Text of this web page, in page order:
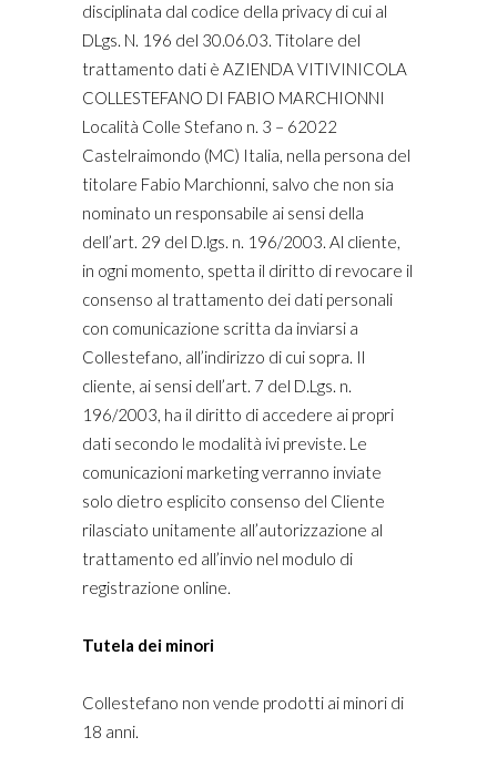
disciplinata dal codice della privacy di cui al
DLgs. N. 196 del 30.06.03. Titolare del
trattamento dati è AZIENDA VITIVINICOLA
COLLESTEFANO DI FABIO MARCHIONNI
Località Colle Stefano n. 3 – 62022
Castelraimondo (MC) Italia, nella persona del
titolare Fabio Marchionni, salvo che non sia
nominato un responsabile ai sensi della
dell’art. 29 del D.lgs. n. 196/2003. Al cliente,
in ogni momento, spetta il diritto di revocare il
consenso al trattamento dei dati personali
con comunicazione scritta da inviarsi a
Collestefano, all’indirizzo di cui sopra. Il
cliente, ai sensi dell’art. 7 del D.Lgs. n.
196/2003, ha il diritto di accedere ai propri
dati secondo le modalità ivi previste. Le
comunicazioni marketing verranno inviate
solo dietro esplicito consenso del Cliente
rilasciato unitamente all’autorizzazione al
trattamento ed all’invio nel modulo di
registrazione online.
Tutela dei minori
Collestefano non vende prodotti ai minori di
18 anni.